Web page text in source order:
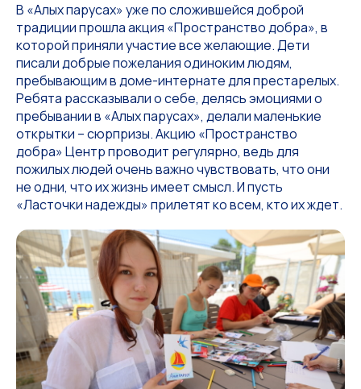
В «Алых парусах» уже по сложившейся доброй
традиции прошла акция «Пространство добра», в
которой приняли участие все желающие. Дети
писали добрые пожелания одиноким людям,
пребывающим в доме-интернате для престарелых.
Ребята рассказывали о себе, делясь эмоциями о
пребывании в «Алых парусах», делали маленькие
открытки – сюрпризы. Акцию «Пространство
добра» Центр проводит регулярно, ведь для
пожилых людей очень важно чувствовать, что они
не одни, что их жизнь имеет смысл. И пусть
«Ласточки надежды» прилетят ко всем, кто их ждет.